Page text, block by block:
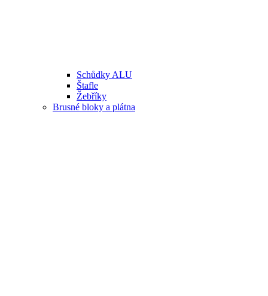
Schůdky ALU
Štafle
Žebříky
Brusné bloky a plátna